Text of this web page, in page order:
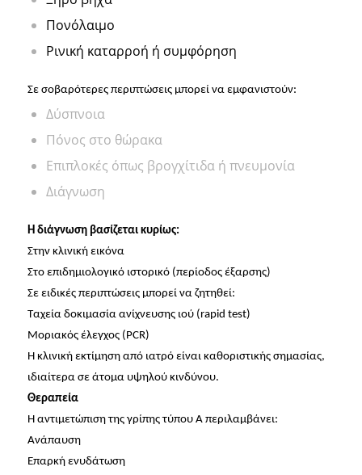
Πονόλαιμο
Ρινική καταρροή ή συμφόρηση
Σε σοβαρότερες περιπτώσεις μπορεί να εμφανιστούν:
Δύσπνοια
Πόνος στο θώρακα
Επιπλοκές όπως βρογχίτιδα ή πνευμονία
Διάγνωση
Η διάγνωση βασίζεται κυρίως:
Στην κλινική εικόνα
Στο επιδημιολογικό ιστορικό (περίοδος έξαρσης)
Σε ειδικές περιπτώσεις μπορεί να ζητηθεί:
Ταχεία δοκιμασία ανίχνευσης ιού (rapid test)
Μοριακός έλεγχος (PCR)
Η κλινική εκτίμηση από ιατρό είναι καθοριστικής σημασίας,
ιδιαίτερα σε άτομα υψηλού κινδύνου.
Θεραπεία
Η αντιμετώπιση της γρίπης τύπου Α περιλαμβάνει:
Ανάπαυση
Επαρκή ενυδάτωση